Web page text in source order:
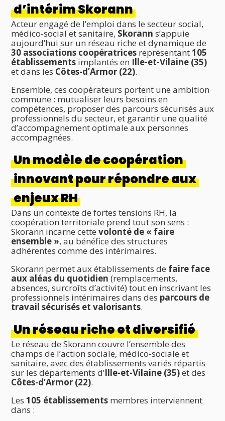
d’intérim Skorann
Acteur engagé de l’emploi dans le secteur social,
médico-social et sanitaire, Skorann s’appuie
aujourd’hui sur un réseau riche et dynamique de
30 associations coopératrices représentant105
établissements implantés en Ille-et-Vilaine (35)
et dans les Côtes-d’Armor (22).
Ensemble, ces coopérateurs portent une ambition
commune : mutualiser leurs besoins en
compétences, proposer des parcours sécurisés aux
professionnels du secteur, et garantir une qualité
d’accompagnement optimale aux personnes
accompagnées.
Un modèle de coopération
innovant pour répondre aux
enjeux RH
Dans un contexte de fortes tensions RH, la
coopération territoriale prend tout son sens :
Skorann incarne cette volonté de « faire
ensemble », au bénéfice des structures
adhérentes comme des intérimaires.
Skorann permet aux établissements de faire face
aux aléas du quotidien (remplacements,
absences, surcroîts d’activité) tout en inscrivant les
professionnels intérimaires dans des parcours de
travail sécurisés et valorisants.
Un réseau riche et diversifié
Le réseau de Skorann couvre l’ensemble des
champs de l’action sociale, médico-sociale et
sanitaire, avec des établissements variés répartis
sur les départements d’Ille-et-Vilaine (35)et des
Côtes-d’Armor (22).
Les 105 établissements membres interviennent
dans :